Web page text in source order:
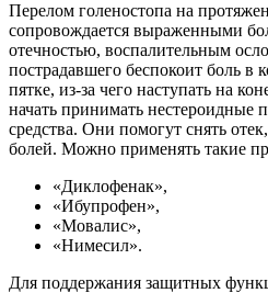
Перелом голеностопа на
сопровождается выраженными
отечностью, воспалительным
пострадавшего беспокоит боль в
пятке, из-за чего наступать на
начать принимать нестероидные
средства. Они помогут снять
болей. Можно применять такие
«Диклофенак»,
«Ибупрофен»,
«Мовалис»,
«Нимесил».
Для поддержания защитных